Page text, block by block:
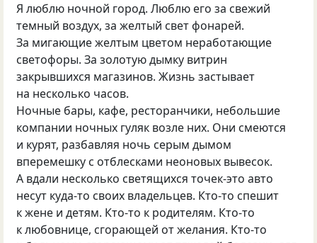
Я люблю ночной город. Люблю его за свежий
темный воздух, за желтый свет фонарей.
За мигающие желтым цветом неработающие
светофоры. За золотую дымку витрин
закрывшихся магазинов. Жизнь застывает
на несколько часов.
Ночные бары, кафе, ресторанчики, небольшие
компании ночных гуляк возле них. Они смеются
и курят, разбавляя ночь серым дымом
вперемешку с отблесками неоновых вывесок.
А вдали несколько светящихся точек-это авто
несут куда-то своих владельцев. Кто-то спешит
к жене и детям. Кто-то к родителям. Кто-то
к любовнице, сгорающей от желания. Кто-то